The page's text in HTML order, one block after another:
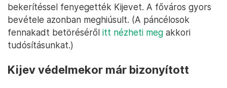
bekerítéssel fenyegették Kijevet. A főváros gyors
bevétele azonban meghiúsult. (A páncélosok
fennakadt betöréséről itt nézheti meg akkori
tudósításunkat.)
Kijev védelmekor már bizonyított